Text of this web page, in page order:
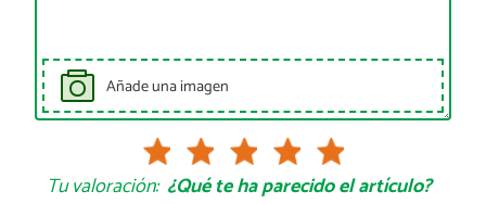
Añade una imagen
Tu valoración: ¿Qué te ha parecido el artículo?